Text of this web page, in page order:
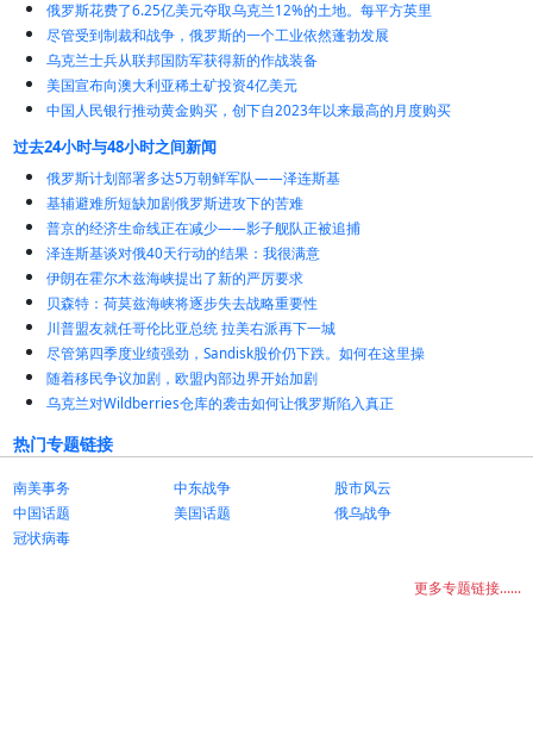
俄罗斯花费了6.25亿美元夺取乌克兰12%的土地。每平方英里
尽管受到制裁和战争，俄罗斯的一个工业依然蓬勃发展
乌克兰士兵从联邦国防军获得新的作战装备
美国宣布向澳大利亚稀土矿投资4亿美元
中国人民银行推动黄金购买，创下自2023年以来最高的月度购买
过去24小时与48小时之间新闻
俄罗斯计划部署多达5万朝鲜军队——泽连斯基
基辅避难所短缺加剧俄罗斯进攻下的苦难
普京的经济生命线正在减少——影子舰队正被追捕
泽连斯基谈对俄40天行动的结果：我很满意
伊朗在霍尔木兹海峡提出了新的严厉要求
贝森特：荷莫兹海峡将逐步失去战略重要性
川普盟友就任哥伦比亚总统 拉美右派再下一城
尽管第四季度业绩强劲，Sandisk股价仍下跌。如何在这里操
随着移民争议加剧，欧盟内部边界开始加剧
乌克兰对Wildberries仓库的袭击如何让俄罗斯陷入真正
热门专题链接
南美事务 中东战争
股市风云
中国话题
美国话题
俄乌战争
冠状病毒
更多专题链接......